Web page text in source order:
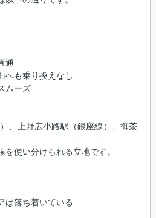
通
へも乗り換えなし
ムーズ
、上野広小路駅（銀座線）、御茶
使い分けられる立地です。
は落ち着いている